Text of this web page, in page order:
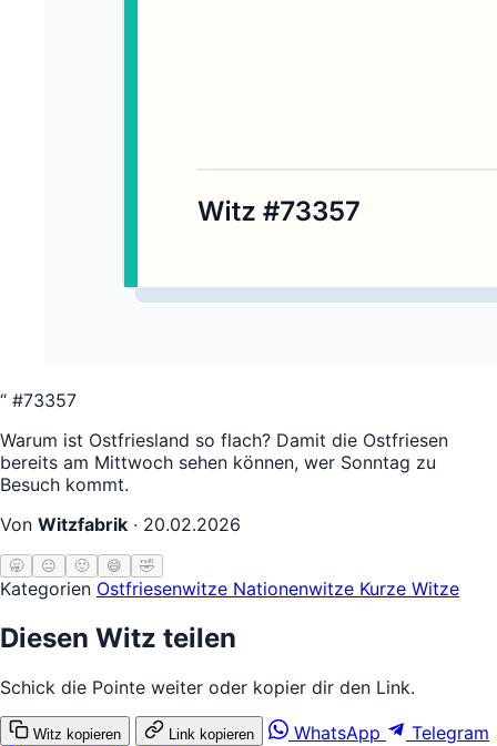
“ #73357
Warum ist Ostfriesland so flach? Damit die Ostfriesen
bereits am Mittwoch sehen können, wer Sonntag zu
Besuch kommt.
Von Witzfabrik · 20.02.2026
🥱 😐 🙂 😄 🤣
Kategorien Ostfriesenwitze Nationenwitze Kurze Witze
Diesen Witz teilen
Schick die Pointe weiter oder kopier dir den Link.
Witz kopieren Link kopieren WhatsApp
Telegram